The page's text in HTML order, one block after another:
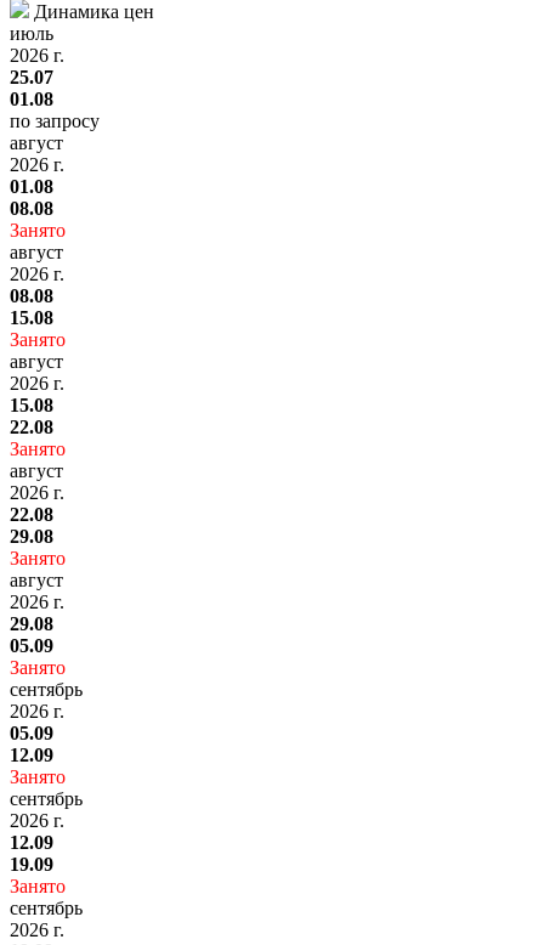
Динамика цен
июль
2026 г.
25.07
01.08
по запросу
август
2026 г.
01.08
08.08
Занято
август
2026 г.
08.08
15.08
Занято
август
2026 г.
15.08
22.08
Занято
август
2026 г.
22.08
29.08
Занято
август
2026 г.
29.08
05.09
Занято
сентябрь
2026 г.
05.09
12.09
Занято
сентябрь
2026 г.
12.09
19.09
Занято
сентябрь
2026 г.